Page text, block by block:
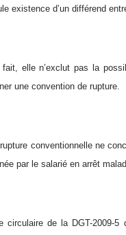
existence d’un différend
fait, elle n’exclut pas la
une convention de rupture.
conventionnelle ne
par le salarié en arrêt
circulaire de la DGT-2009-